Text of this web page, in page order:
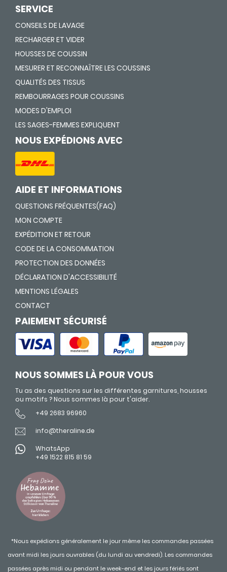
SERVICE
CONSEILS DE LAVAGE
RECHARGER ET VIDER
HOUSSES DE COUSSIN
MESURER ET RECONNAÎTRE LES COUSSINS
QUALITÉS DES TISSUS
REMBOURRAGES POUR COUSSINS
MODES D'EMPLOI
LES SAGES-FEMMES EXPLIQUENT
NOUS EXPÉDIONS AVEC
AIDE ET INFORMATIONS
QUESTIONS FRÉQUENTES(FAQ)
MON COMPTE
EXPÉDITION ET RETOUR
CODE DE LA CONSOMMATION
PROTECTION DES DONNÉES
DÉCLARATION D'ACCESSIBILITÉ
MENTIONS LÉGALES
CONTACT
PAIEMENT SÉCURISÉ
NOUS SOMMES LÀ POUR VOUS
Tu as des questions sur les différentes garnitures, housses
ou motifs ? Nous sommes là pour t'aider.
+49 2683 96960
info@theraline.de
WhatsApp
+49 1522 815 81 59
*Nous expédions généralement le jour même les commandes passées
avant midi les jours ouvrables (du lundi au vendredi). Les commandes
passées après midi ou pendant le week-end et les jours fériés sont